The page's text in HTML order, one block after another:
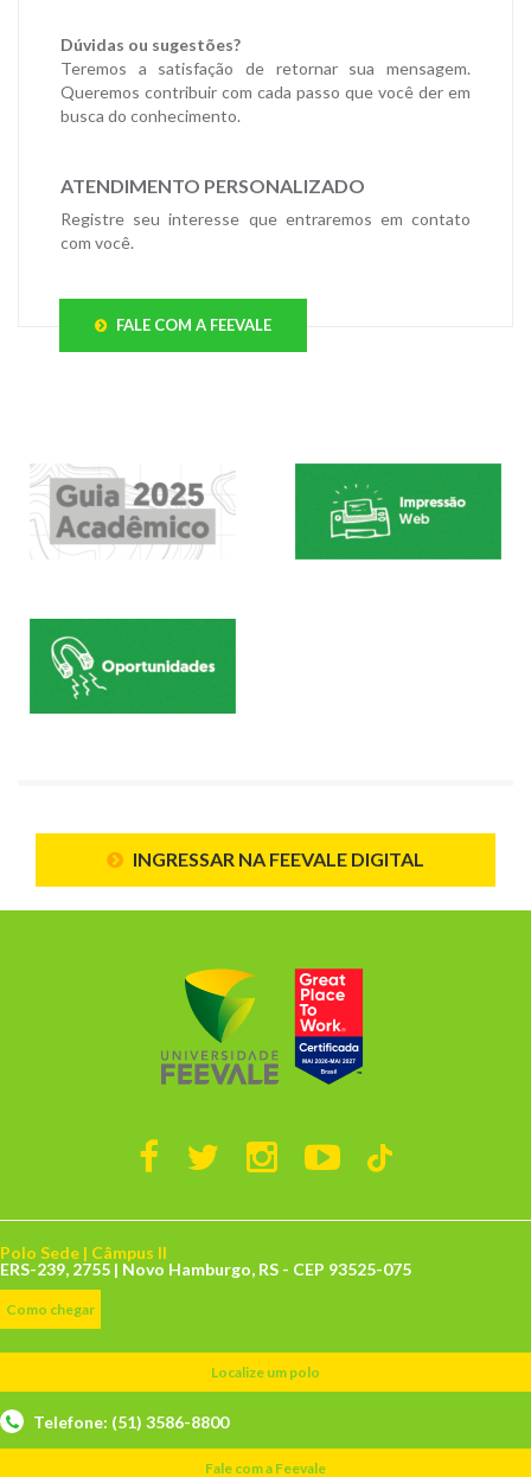
Dúvidas ou sugestões?
Teremos a satisfação de retornar sua mensagem.
Queremos contribuir com cada passo que você der em
busca do conhecimento.
ATENDIMENTO PERSONALIZADO
Registre seu interesse que entraremos em contato
com você.
FALE COM A FEEVALE
INGRESSAR NA FEEVALE DIGITAL
Polo Sede | Câmpus II
ERS-239, 2755 | Novo Hamburgo, RS - CEP 93525-075
Como chegar
Localize um polo
Telefone: (51) 3586-8800
Fale com a Feevale